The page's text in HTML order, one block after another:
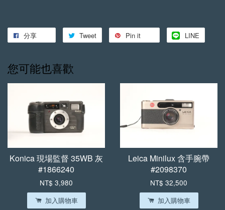
分享 Tweet Pin it LINE
您可能也喜歡
Konica 現場監督 35WB 灰
#1866240
NT$ 3,980
加入購物車
Leica Minilux 含手腕帶
#2098370
NT$ 32,500
加入購物車